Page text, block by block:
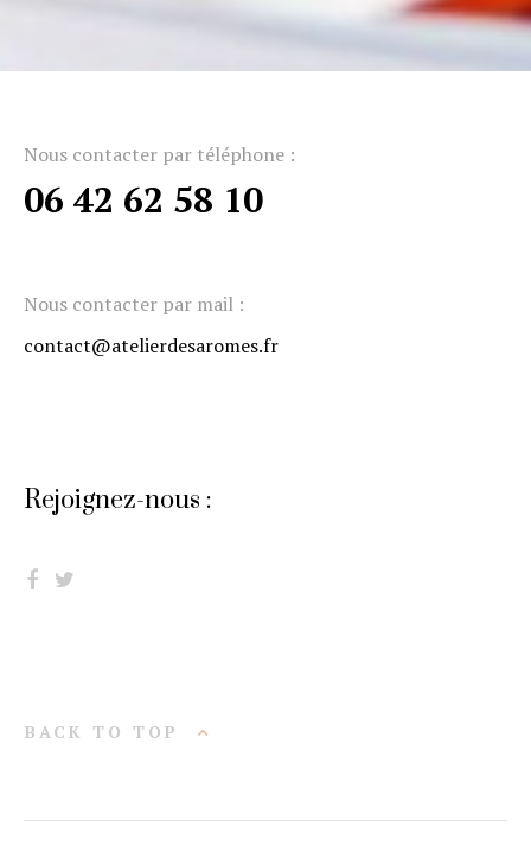
Nous contacter par téléphone :
06 42 62 58 10
Nous contacter par mail :
contact@atelierdesaromes.fr
Rejoignez-nous :
BACK TO TOP